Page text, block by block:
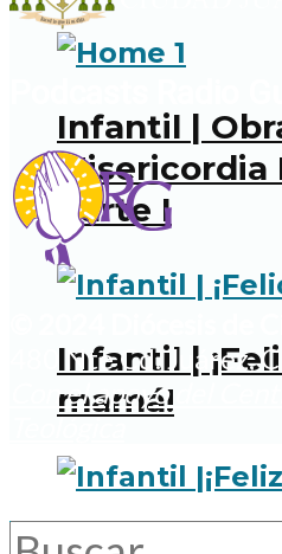
Infantil |
Misericordia
Parte I
Infantil |
mamá!
480 Nte Cd. Juárez,
Con el apoyo del
Teológica